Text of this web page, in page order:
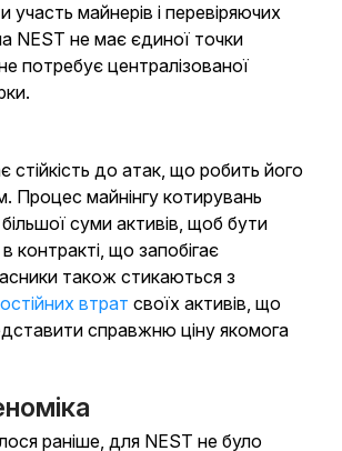
участь майнерів і перевіряючих
NEST не має єдиної точки
потребує централізованої
стійкість до атак, що робить його
Процес майнінгу котирувань
суми активів, щоб бути
контракті, що запобігає
також стикаються з
втрат своїх активів, що
справжню ціну якомога
раніше, для NEST не було